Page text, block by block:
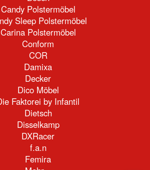
Candy Polstermöbel
Sleep Polstermöbel
Carina Polstermöbel
Conform
COR
Damixa
Decker
Dico Möbel
Faktorei by Infantil
Dietsch
Disselkamp
DXRacer
f.a.n
Femira